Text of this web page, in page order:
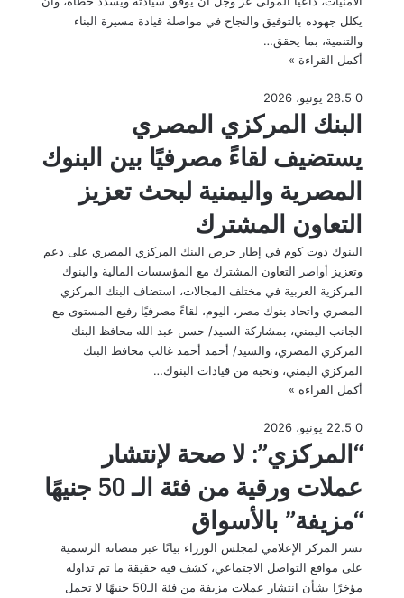
يكلل جهوده بالتوفيق والنجاح في مواصلة قيادة مسيرة البناء
والتنمية، بما يحقق…
أكمل القراءة »
.28 يونيو، 2026 0
البنك المركزي المصري
يستضيف لقاءً مصرفيًا بين البنوك
المصرية واليمنية لبحث تعزيز
التعاون المشترك
البنوك دوت كوم في إطار حرص البنك المركزي المصري على دعم
وتعزيز أواصر التعاون المشترك مع المؤسسات المالية والبنوك
المركزية العربية في مختلف المجالات، استضاف البنك المركزي
المصري واتحاد بنوك مصر، اليوم، لقاءً مصرفيًا رفيع المستوى مع
الجانب اليمني، بمشاركة السيد/ حسن عبد الله محافظ البنك
المركزي المصري، والسيد/ أحمد أحمد غالب محافظ البنك
المركزي اليمني، ونخبة من قيادات البنوك…
أكمل القراءة »
.22 يونيو، 2026 0
“المركزي”: لا صحة لإنتشار
عملات ورقية من فئة الـ 50 جنيهًا
“مزيفة” بالأسواق
نشر المركز الإعلامي لمجلس الوزراء بيانًا عبر منصاته الرسمية
على مواقع التواصل الاجتماعي، كشف فيه حقيقة ما تم تداوله
مؤخرًا بشأن انتشار عملات مزيفة من فئة الـ50 جنيهًا لا تحمل